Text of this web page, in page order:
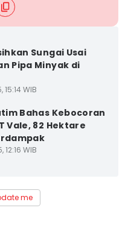
Sungai Usai
Pipa Minyak di
15:14 WIB
Bahas Kebocoran
Vale, 82 Hektare
12:16 WIB
me